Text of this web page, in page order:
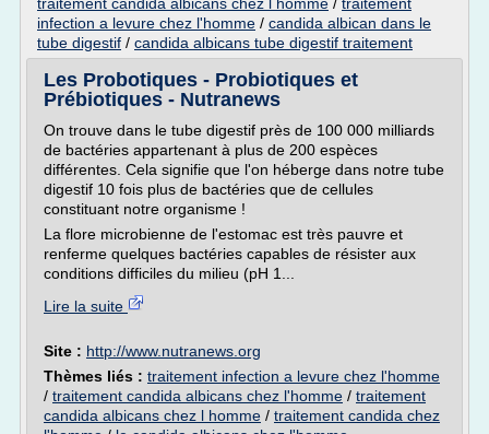
infection a levure chez l'homme / candida albican dans le
tube digestif / candida albicans tube digestif traitement
Les Probotiques - Probiotiques et
Prébiotiques - Nutranews
On trouve dans le tube digestif près de 100 000 milliards
de bactéries appartenant à plus de 200 espèces
différentes. Cela signifie que l'on héberge dans notre tube
digestif 10 fois plus de bactéries que de cellules
constituant notre organisme !
La flore microbienne de l'estomac est très pauvre et
renferme quelques bactéries capables de résister aux
conditions difficiles du milieu (pH 1...
Lire la suite
Site : http://www.nutranews.org
Thèmes liés : traitement infection a levure chez l'homme
/ traitement candida albicans chez l'homme / traitement
candida albicans chez l homme / traitement candida chez